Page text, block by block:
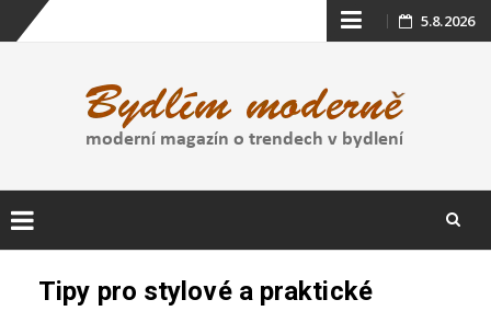
Skip
content
5.8.2026
Tipy pro stylové a praktické